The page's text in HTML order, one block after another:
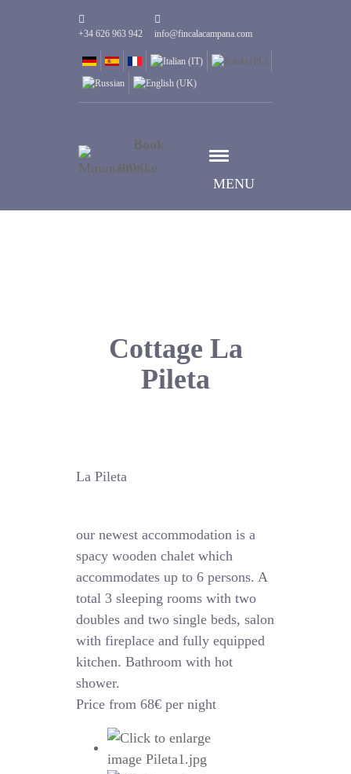
+34 626 963 942 info@fincalacampana.com
MENU
Book
now
Cottage La
Pileta
La Pileta
our newest accommodation is a
spacy wooden chalet which
accommodates up to 6 persons. A
total 3 sleeping rooms with two
doubles and two single beds, salon
with fireplace and fully equipped
kitchen. Bathroom with hot
shower.
Price from 68€ per night